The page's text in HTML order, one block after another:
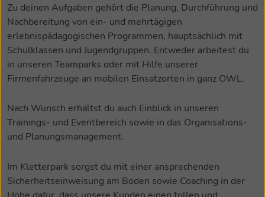
Zu deinen Aufgaben gehört die Planung, Durchführung und
Nachbereitung von ein- und mehrtägigen
erlebnispädagogischen Programmen, hauptsächlich mit
Schulklassen und Jugendgruppen. Entweder arbeitest du
in unseren Teamparks oder mit Hilfe unserer
Firmenfahrzeuge an mobilen Einsatzorten in ganz OWL.
Nach Wunsch erhältst du auch Einblick in unseren
Trainings- und Eventbereich sowie in das Organisations-
und Planungsmanagement.
Im Kletterpark sorgst du mit einer ansprechenden
Sicherheitseinweisung am Boden sowie Coaching in der